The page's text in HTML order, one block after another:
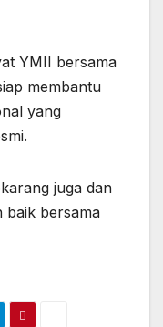
YMII bersama
membantu
yang
juga dan
baik bersama